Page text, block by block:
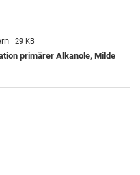
29 KB
primärer Alkanole, Milde